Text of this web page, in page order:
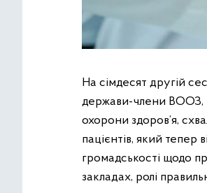
На сімдесят другій
держави-члени ВООЗ,
охорони здоров’я,
пацієнтів, який тепер
громадськості щодо
закладах, ролі